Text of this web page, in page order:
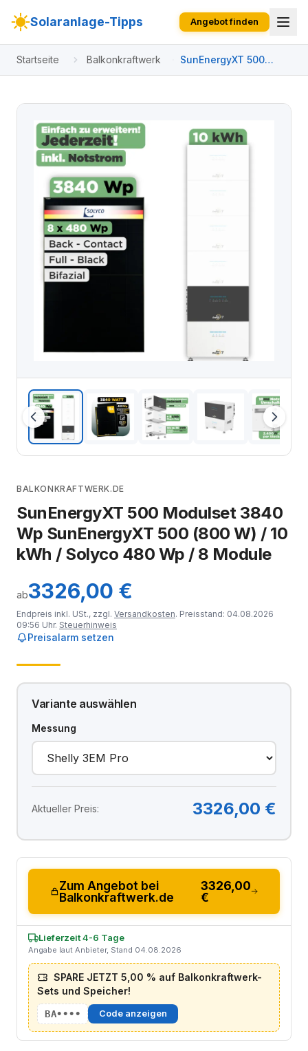
Solaranlage-Tipps Angebot finden
Startseite Balkonkraftwerk
SunEnergyXT 500
Modulset 3840 Wp
W) / 10 kWh / Solyco
BALKONKRAFTWERK.DE
SunEnergyXT 500 Modulset 3840
Wp SunEnergyXT 500 (800 W) / 10
kWh / Solyco 480 Wp / 8 Module
ab3326,00 €
Endpreis inkl. USt., zzgl. Versandkosten. Preisstand: 04.08.2026
09:56 Uhr. Steuerhinweis
Preisalarm setzen
Variante auswählen
Messung
Aktueller Preis: 3326,00 €
Zum Angebot bei
Balkonkraftwerk.de
3326,00
€
Lieferzeit 4-6 Tage
Angabe laut Anbieter, Stand 04.08.2026
SPARE JETZT 5,00 % auf Balkonkraftwerk-
Sets und Speicher!
BA•••• Code anzeigen